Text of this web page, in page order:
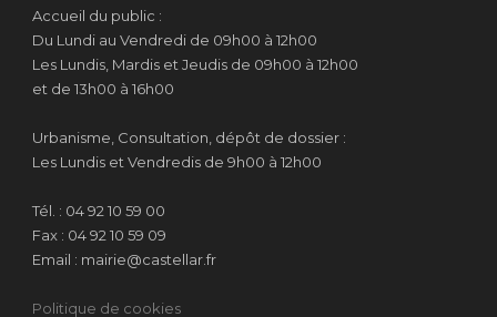
Accueil du public :
Du Lundi au Vendredi de 09h00 à 12h00
Les Lundis, Mardis et Jeudis de 09h00 à 12h00
et de 13h00 à 16h00
Urbanisme, Consultation, dépôt de dossier :
Les Lundis et Vendredis de 9h00 à 12h00
Tél. : 04 92 10 59 00
Fax : 04 92 10 59 09
Email : mairie@castellar.fr
Politique de cookies